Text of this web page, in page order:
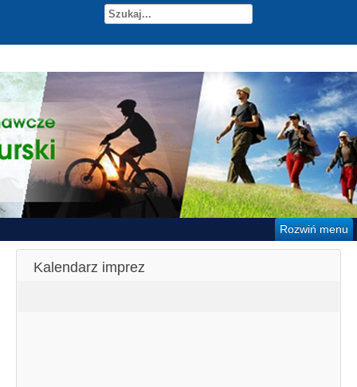
Rozwiń menu
Kalendarz imprez